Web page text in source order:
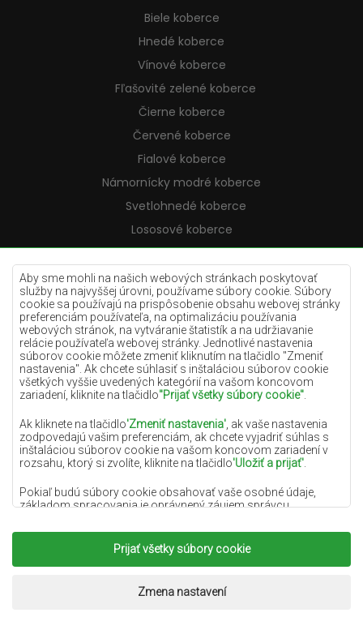
Aby sme mohli na našich webových stránkach poskytovať
služby na najvyššej úrovni, používame súbory cookie. Súbory
cookie sa používajú na prispôsobenie obsahu webovej stránky
preferenciám používateľa, na optimalizáciu používania
webových stránok, na vytváranie štatistík a na udržiavanie
relácie používateľa webovej stránky. Jednotlivé nastavenia
súborov cookie môžete zmeniť kliknutím na tlačidlo "Zmeniť
nastavenia". Ak chcete súhlasiť s inštaláciou súborov cookie
všetkých vyššie uvedených kategórií na vašom koncovom
zariadení, kliknite na tlačidlo"Prijať všetky súbory cookie"
Ak kliknete na tlačidlo'Zmeniť nastavenia' , ak vaše nastavenia
zodpovedajú vašim preferenciám, ak chcete vyjadriť súhlas s
inštaláciou súborov cookie na vašom koncovom zariadení v
rozsahu, ktorý si zvolíte, kliknite na tlačidlo'Uložiť a prijať'
Pokiaľ budú súbory cookie obsahovať vaše osobné údaje,
základom spracovania je oprávnený záujem správcu
podobe poskytovania vysokokvalitných služieb na našej
webovej stránke a marketingových aktivít správcu osobných
údajov a jeho dôveryhodných partnerov.
Viac informácií o súboroch cookie a spracovaní osobných
Prijať všetky súbory cookie
Zmena nastavení
Biele koberce
Hnedé koberce
Vínové koberce
Fľašovité zelené koberce
Čierne koberce
Červené koberce
Fialové koberce
Námornícky modré koberce
Svetlohnedé koberce
Lososové koberce
Krémové koberce
Lilac koberce
Žlté koberce
Mätové koberce
Modré koberce
Oranžové koberce
Ružové koberce
Šedé koberce
Terakotové koberce
Zelené koberce
Zlaté koberce
Copyright 2022Koberce Chemex.Všetky práva
Realizácia:www.dimax.pl